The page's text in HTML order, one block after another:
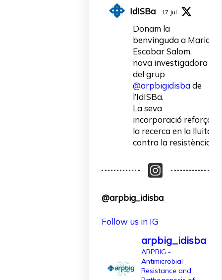
IdISBa 17 Jul
Donam la
benvinguda a Maria
Escobar Salom,
nova investigadora
del grup
@arpbigidisbade
l’IdISBa.
La seva
incorporació reforça
la recerca en la lluita
contra la resistència
Un contracte
l'@AgEInves
Més informació:
2
10
X
@arpbig_idisba
Follow us in IG
arpbig_idisba
ARPBIG -
Antimicrobial
Resistance and